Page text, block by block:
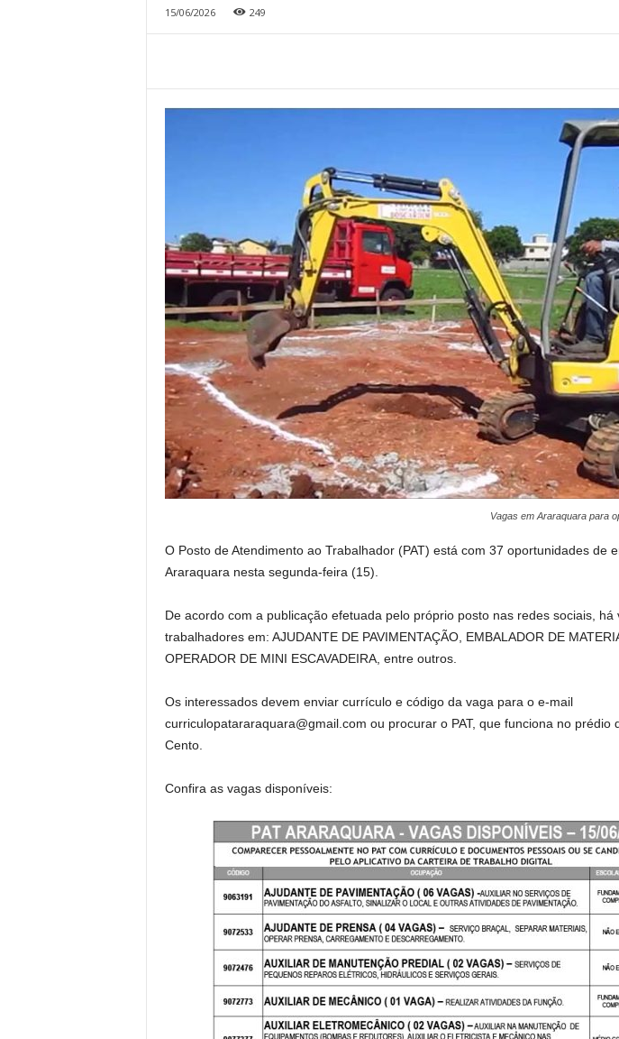
15/06/2026 249
Vagas em Araraquara para
O Posto de Atendimento ao Trabalhador (PAT) está com 37 oportunidades de
Araraquara nesta segunda-feira (15).
De acordo com a publicação efetuada pelo próprio posto nas redes sociais, há
trabalhadores em: AJUDANTE DE PAVIMENTAÇÃO, EMBALADOR DE
OPERADOR DE MINI ESCAVADEIRA, entre outros.
Os interessados devem enviar currículo e código da vaga para o e-mail
curriculopatararaquara@gmail.com ou procurar o PAT, que funciona no prédio
Cento.
Confira as vagas disponíveis: